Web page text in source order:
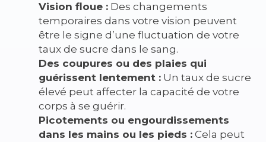
Vision floue : Des changements
temporaires dans votre vision peuvent
être le signe d’une fluctuation de votre
taux de sucre dans le sang.
Des coupures ou des plaies qui
guérissent lentement : Un taux de sucre
élevé peut affecter la capacité de votre
corps à se guérir.
Picotements ou engourdissements
dans les mains ou les pieds : Cela peut